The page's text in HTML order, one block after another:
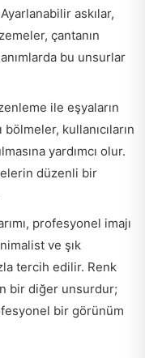
askılar,
çantanın
bu unsurlar
ile eşyaların
kullanıcıların
yardımcı olur.
düzenli bir
profesyonel imajı
ve şık
tercih edilir. Renk
bir diğer unsurdur;
bir görünüm